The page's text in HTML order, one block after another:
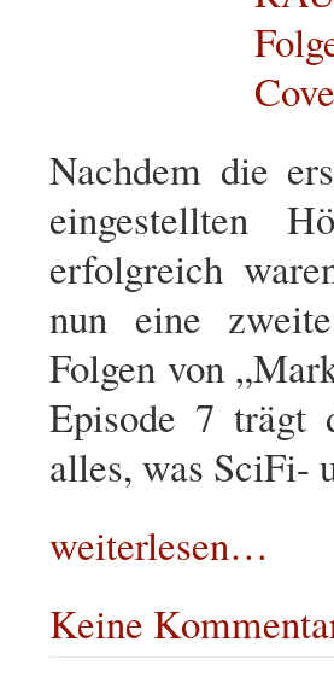
Nachdem die
eingestellten
erfolgreich
nun eine
Folgen von
Episode 7 trägt
alles, was SciFi-
weiterlesen…
Keine